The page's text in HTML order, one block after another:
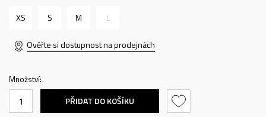
XS S M L
Ověřte si dostupnost na prodejnách
Množství:
PŘIDAT DO KOŠÍKU